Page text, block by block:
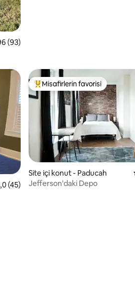
ortalama 4,96 puan, 93
(93)
arasında
ortalama 5,0 puan, 45
(45)
Misafirlerin favorilerinden en
Misafirlerin favorisi
Site içi konut - Paducah
Jefferson'daki Depo